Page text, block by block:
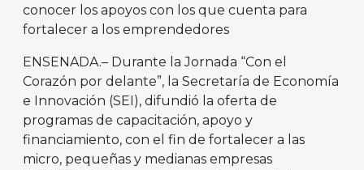
conocer los apoyos con los que cuenta para
fortalecer a los emprendedores
ENSENADA.– Durante la Jornada “Con el
Corazón por delante”, la Secretaría de Economía
e Innovación (SEI), difundió la oferta de
programas de capacitación, apoyo y
financiamiento, con el fin de fortalecer a las
micro, pequeñas y medianas empresas